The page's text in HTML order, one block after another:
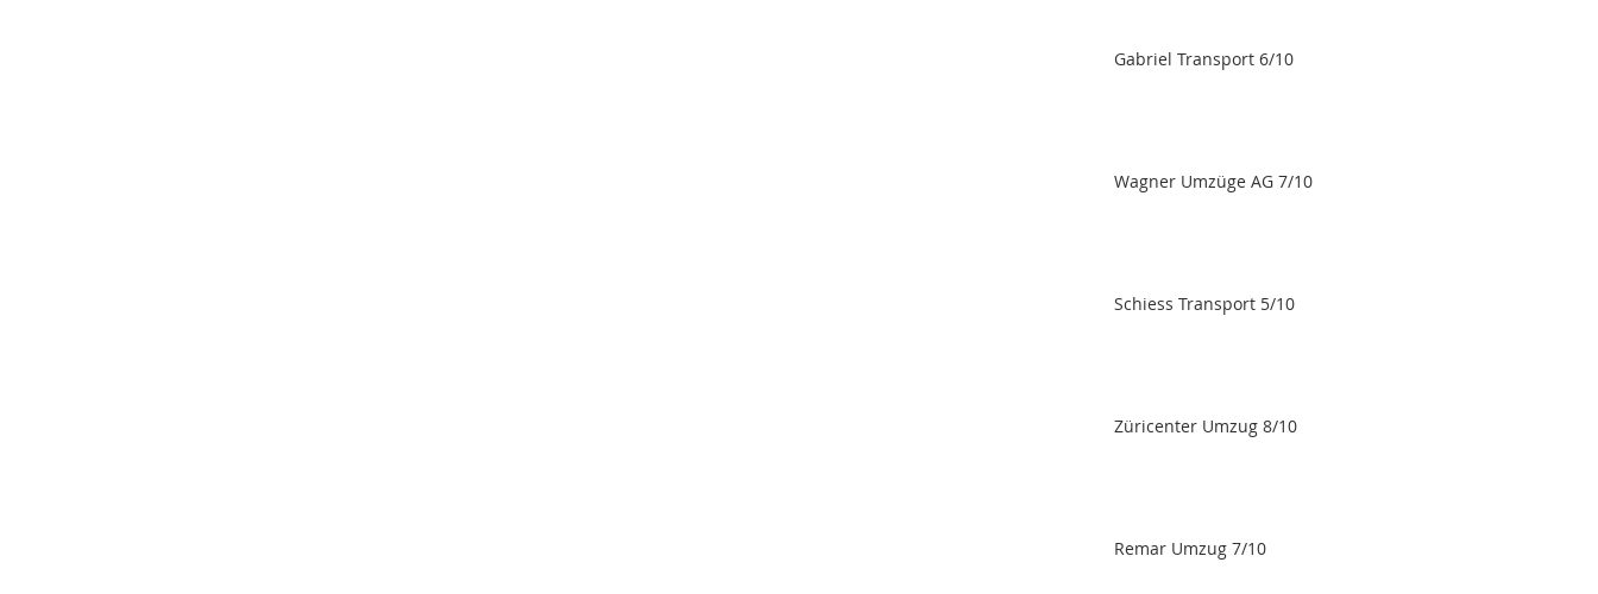
Gabriel Transport 6/10
Wagner Umzüge AG 7/10
Schiess Transport 5/10
Züricenter Umzug 8/10
Remar Umzug 7/10